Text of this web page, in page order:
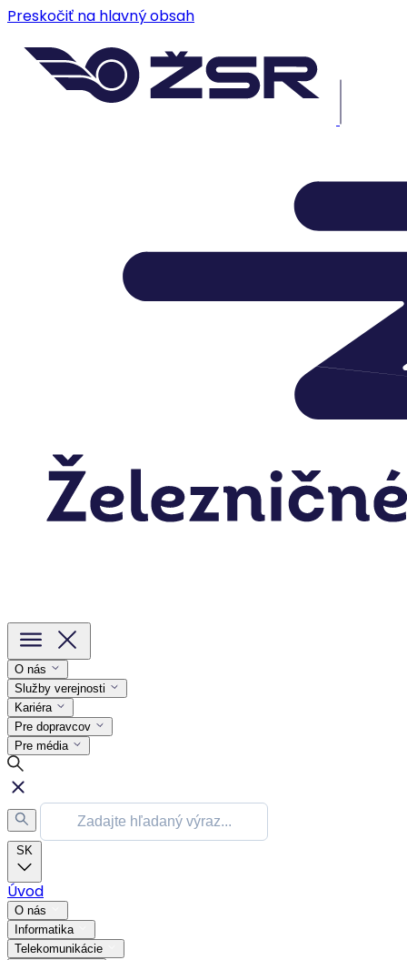
Preskočiť na hlavný obsah
O nás
Služby verejnosti
Kariéra
Pre dopravcov
Pre média
SK
Úvod
O nás
Informatika
Telekomunikácie